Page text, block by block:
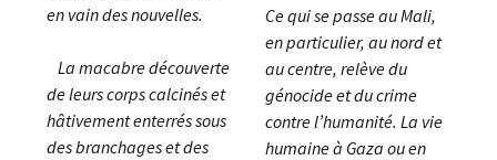
en vain des nouvelles.
La macabre découverte
de leurs corps calcinés et
hâtivement enterrés sous
des branchages et des
Ce qui se passe au Mali,
en particulier, au nord et
au centre, relève du
génocide et du crime
contre l’humanité. La vie
humaine à Gaza ou en